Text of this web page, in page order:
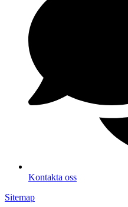
Kontakta oss
Sitemap